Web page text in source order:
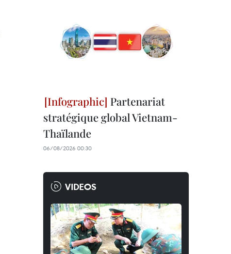
Partenariat
stratégique global Vietnam-
Thaïlande
06/08/2026 00:30
VIDEOS